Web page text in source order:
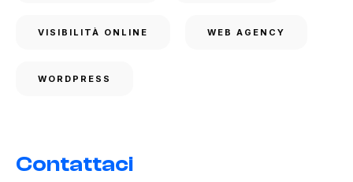
VISIBILITÀ ONLINE WEB AGENCY
WORDPRESS
Contattaci